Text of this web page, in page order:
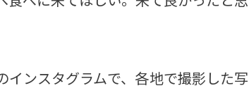
ンスタグラムで、各地で撮影した写